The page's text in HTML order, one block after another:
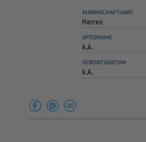
MANNSCHAFTSART
Herren
SPITZNAME
k.A.
GEBURTSDATUM
k.A.